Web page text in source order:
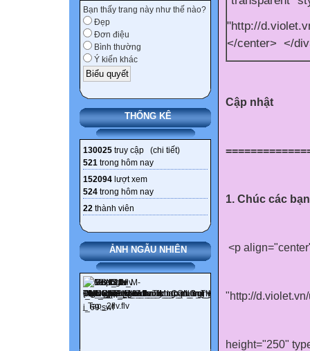
Bạn thấy trang này như thế nào?
Đẹp
Đơn điệu
Bình thường
Ý kiến khác
THỐNG KÊ
130025 truy cập (chi tiết)
521 trong hôm nay
152094 lượt xem
524 trong hôm nay
22 thành viên
ẢNH NGẪU NHIÊN
"http://
</center> </
Cập nhật
1. Chúc các
<p
"http://
height="250"